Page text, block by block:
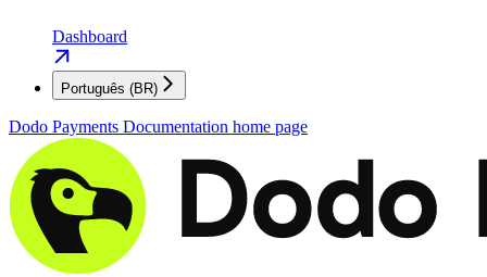
Dashboard
Português (BR)
Dodo Payments Documentation home page